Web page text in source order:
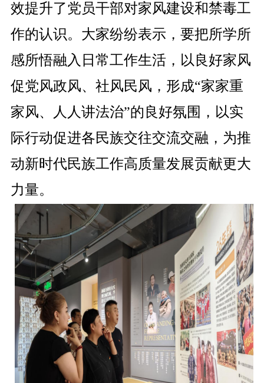
效提升了党员干部对家风建设和禁毒工
作的认识。大家纷纷表示，要把所学所
感所悟融入日常工作生活，以良好家风
促党风政风、社风民风，形成“家家重
家风、人人讲法治”的良好氛围，以实
际行动促进各民族交往交流交融，为推
动新时代民族工作高质量发展贡献更大
力量。